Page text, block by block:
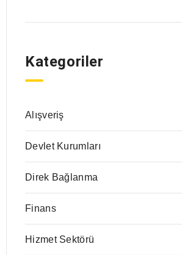
Kategoriler
Alışveriş
Devlet Kurumları
Direk Bağlanma
Finans
Hizmet Sektörü